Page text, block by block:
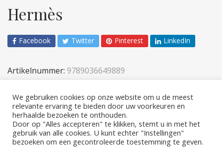
Hermès
Facebook Twitter Pinterest LinkedIn
Artikelnummer: 9789036649889
We gebruiken cookies op onze website om u de meest
relevante ervaring te bieden door uw voorkeuren en
herhaalde bezoeken te onthouden.
Door op "Alles accepteren" te klikken, stemt u in met het
gebruik van alle cookies. U kunt echter "Instellingen"
bezoeken om een ​​gecontroleerde toestemming te geven.